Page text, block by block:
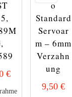
€
o
Standard
Servoar
m – 6mm
Verzahn
ung
9,50€